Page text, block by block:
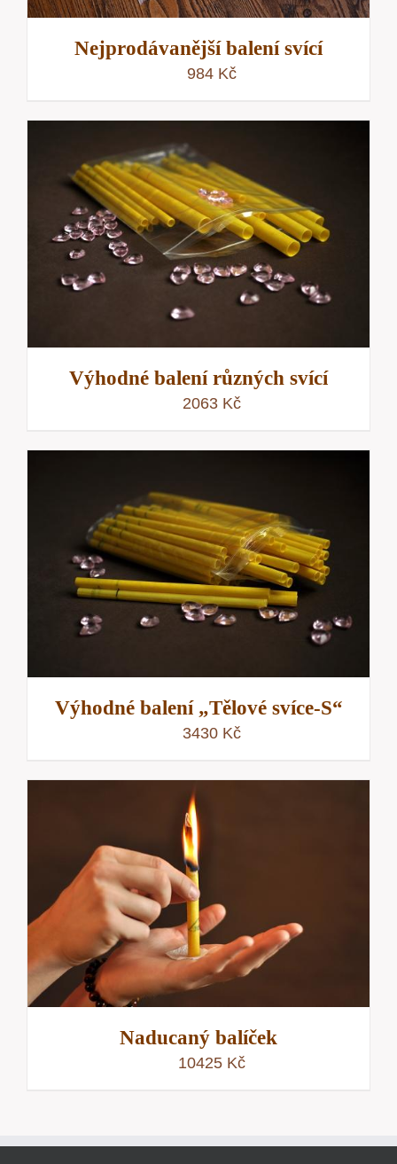
Nejprodávanější balení svící
984 Kč
Výhodné balení různých svící
2063 Kč
Výhodné balení „Tělové svíce-S“
3430 Kč
Naducaný balíček
10425 Kč